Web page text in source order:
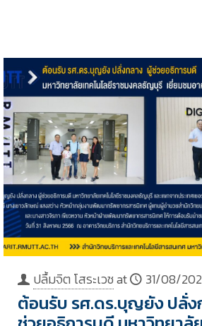
ปลื้มจิต โสระเวชat 31/08/
ต้อนรับ รศ.ดร.บุญยัง ปลั่ง